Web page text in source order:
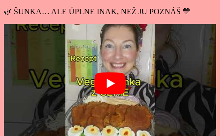
🌿 ŠUNKA… ALE ÚPLNE INAK, NEŽ JU POZNÁŠ 💛